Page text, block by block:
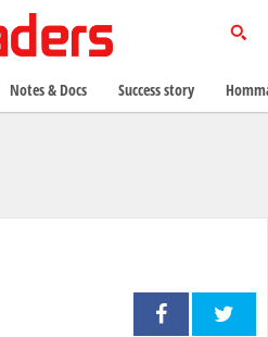
Notes & Docs Success story